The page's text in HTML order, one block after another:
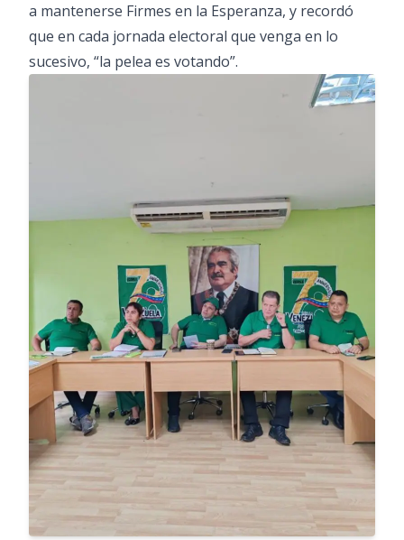
a mantenerse Firmes en la Esperanza, y recordó
que en cada jornada electoral que venga en lo
sucesivo, “la pelea es votando”.